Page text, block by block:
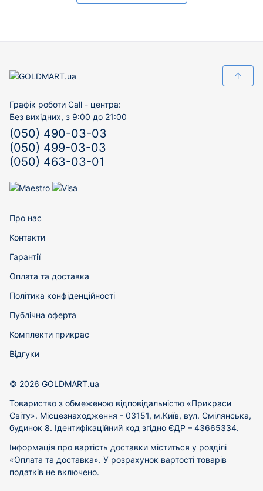
↑
Графік роботи Call - центра:
Без вихідних, з 9:00 до 21:00
(050) 490-03-03
(050) 499-03-03
(050) 463-03-01
Про нас
Контакти
Гарантії
Оплата та доставка
Політика конфіденційності
Публічна оферта
Комплекти прикрас
Відгуки
© 2026 GOLDMART.ua
Товариство з обмеженою відповідальністю «Прикраси
Світу». Місцезнаходження - 03151, м.Київ, вул. Смілянська,
будинок 8. Ідентифікаційний код згідно ЄДР – 43665334.
Інформація про вартість доставки міститься у розділі
«Оплата та доставка». У розрахунок вартості товарів
податків не включено.